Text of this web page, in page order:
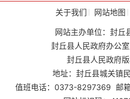
关于我们 网站地图
网站主办单位：封丘
封丘县人民政府办公
封丘县人民政府
地址：封丘县城关镇
值班电话：0373-8297369 邮